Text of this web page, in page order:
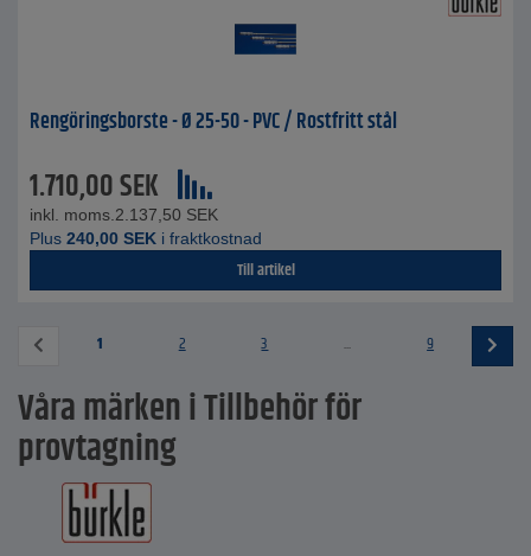
Rengöringsborste - Ø 25-50 - PVC / Rostfritt stål
1.710,00SEK
inkl. moms. 2.137,50 SEK
Plus 240,00 SEK i fraktkostnad
Till artikel
1 2 3 ... 9
Våra märken i Tillbehör för
provtagning